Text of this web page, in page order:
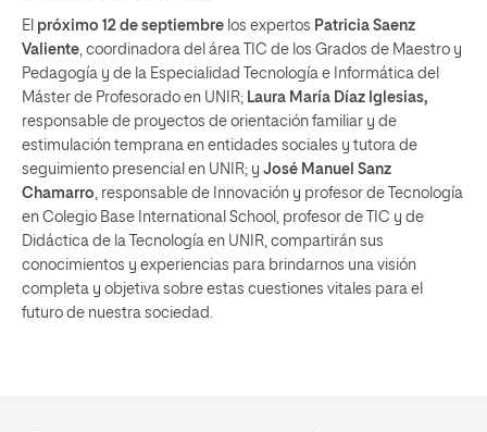
El próximo 12 de septiembre los expertos Patricia Saenz
Valiente , coordinadora del área TIC de los Grados de Maestro y
Pedagogía y de la Especialidad Tecnología e Informática del
Máster de Profesorado en UNIR; Laura María Díaz Iglesias,
responsable de proyectos de orientación familiar y de
estimulación temprana en entidades sociales y tutora de
seguimiento presencial en UNIR; y José Manuel Sanz
Chamarro , responsable de Innovación y profesor de Tecnología
en Colegio Base International School, profesor de TIC y de
Didáctica de la Tecnología en UNIR, compartirán sus
conocimientos y experiencias para brindarnos una visión
completa y objetiva sobre estas cuestiones vitales para el
futuro de nuestra sociedad.